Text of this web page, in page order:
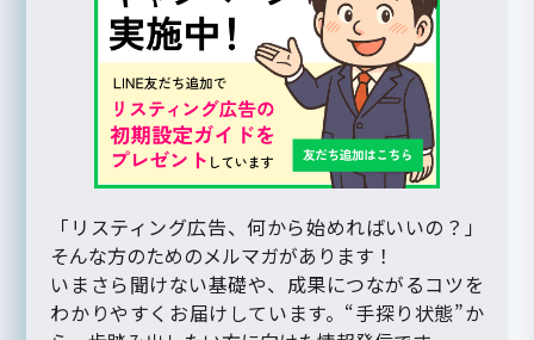
「リスティング広告、何から始めればいいの？」
そんな方のためのメルマガがあります！
いまさら聞けない基礎や、成果につながるコツを
わかりやすくお届けしています。“手探り状態”か